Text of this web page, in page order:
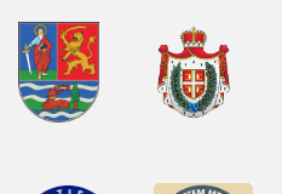
Hat éve annak, hogy
részében meggyilkolták
Szabadság, Demokrácia,
Kezdeményezés vezetőjét.